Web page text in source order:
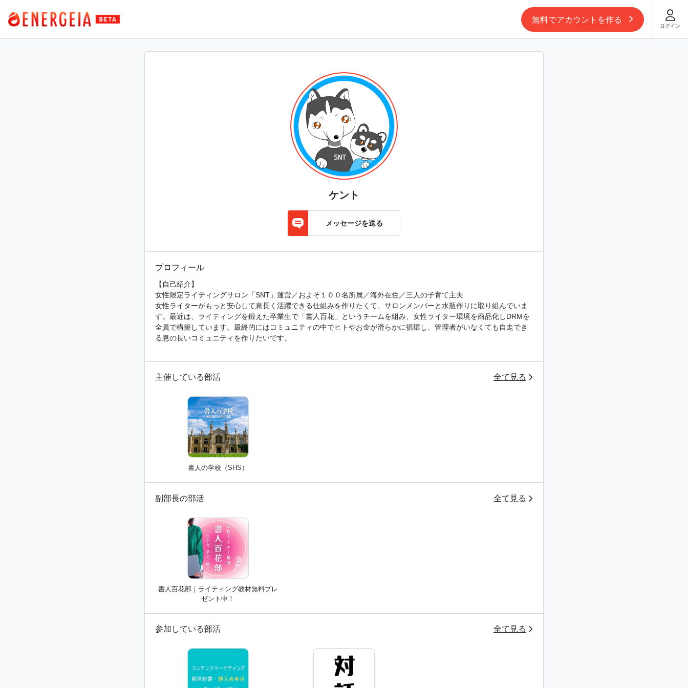
無料でアカウントを作る
ログイン
ケント
メッセージを送る
プロフィール
【自己紹介】
女性限定ライティングサロン「SNT」運営／およそ１００名所属／海外在住／三人の子育て主夫
女性ライターがもっと安心して息長く活躍できる仕組みを作りたくて、サロンメンバーと水瓶作りに取り組んでいま
す。最近は、ライティングを鍛えた卒業生で「書人百花」というチームを組み、女性ライター環境を商品化しDRMを
全員で構築しています。最終的にはコミュニティの中でヒトやお金が滑らかに循環し、管理者がいなくても自走でき
る息の長いコミュニティを作りたいです。
主催している部活 全て見る
書人の学校（SHS）
副部長の部活 全て見る
書人百花部｜ライティング教材無料プレ
ゼント中！
参加している部活 全て見る